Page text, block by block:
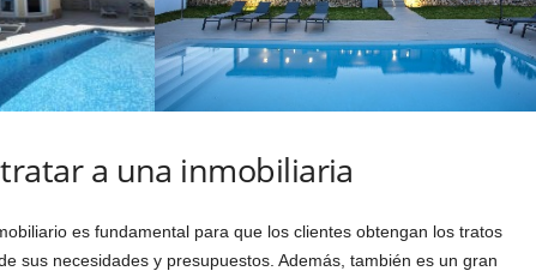
a una inmobiliaria
es fundamental para que los clientes obtengan los tratos
sus necesidades y presupuestos. Además, también es un gran